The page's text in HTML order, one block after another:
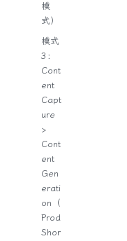
模
式）
模式
3：
Cont
ent
Capt
ure
>
Cont
ent
Gen
erati
on（
Prod
Shor